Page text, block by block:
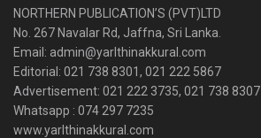
NORTHERN PUBLICATION’S (PVT)LTD
No. 267 Navalar Rd, Jaffna, Sri Lanka.
Email: admin@yarlthinakkural.com
Editorial: 021 738 8301, 021 222 5867
Advertisement: 021 222 3735, 021 738 8307
Whatsapp : 074 297 7235
www.yarlthinakkural.com